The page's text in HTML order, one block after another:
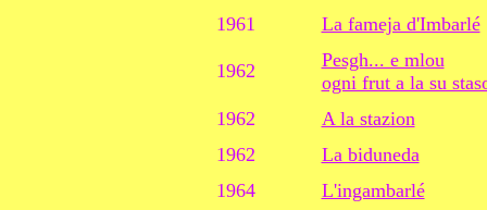
1961
La fameja d'Imbarlé
1962
Pesgh... e mlou
ogni frut a la su
1962
A la stazion
1962
La biduneda
1964
L'ingambarlé